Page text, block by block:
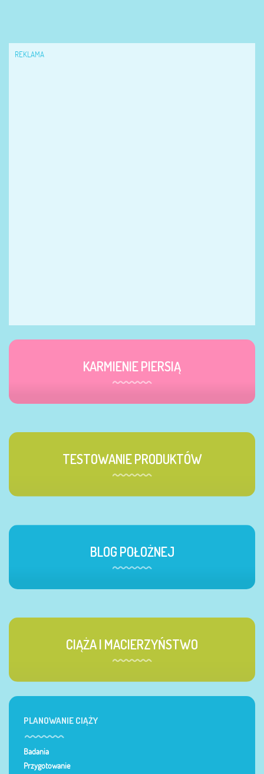
REKLAMA
KARMIENIE PIERSIĄ
TESTOWANIE PRODUKTÓW
BLOG POŁOŻNEJ
CIĄŻA I MACIERZYŃSTWO
PLANOWANIE CIĄŻY
Badania
Przygotowanie